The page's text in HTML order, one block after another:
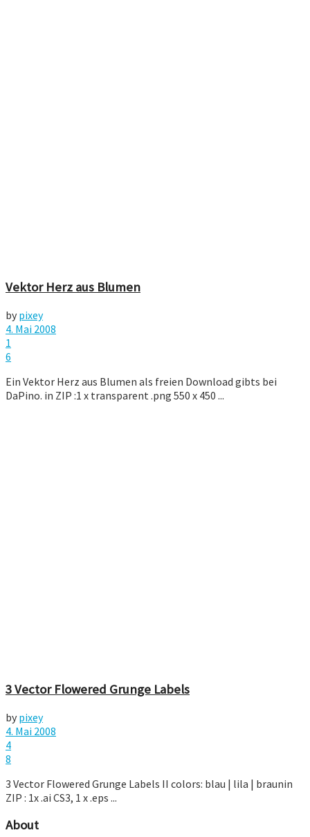
Vektor Herz aus Blumen
by pixey
4. Mai 2008
1
6
Ein Vektor Herz aus Blumen als freien Download gibts bei
DaPino. in ZIP :1 x transparent .png 550 x 450 ...
3 Vector Flowered Grunge Labels
by pixey
4. Mai 2008
4
8
3 Vector Flowered Grunge Labels II colors: blau | lila | braunin
ZIP : 1x .ai CS3, 1 x .eps ...
About